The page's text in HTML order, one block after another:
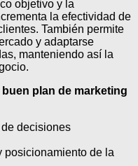
objetivo y la
la efectividad de
También permite
y adaptarse
manteniendo así la
plan de marketing
decisiones
posicionamiento de la